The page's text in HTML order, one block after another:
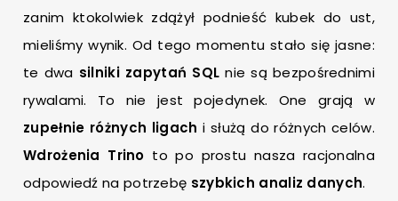
zanim ktokolwiek zdążył podnieść kubek do ust,
mieliśmy wynik. Od tego momentu stało się jasne:
te dwa silniki zapytań SQL nie są bezpośrednimi
rywalami. To nie jest pojedynek. One grają w
zupełnie różnych ligach i służą do różnych celów.
Wdrożenia Trino to po prostu nasza racjonalna
odpowiedź na potrzebę szybkich analiz danych.